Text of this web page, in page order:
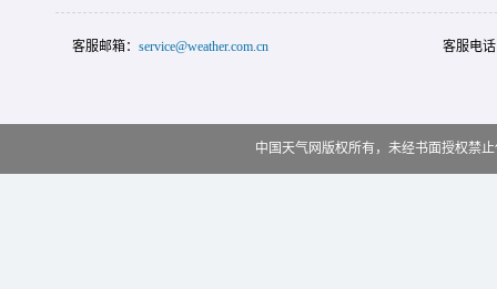
客服邮箱： service@weather.com.cn 客服电
中国天气网版权所有，未经书面授权